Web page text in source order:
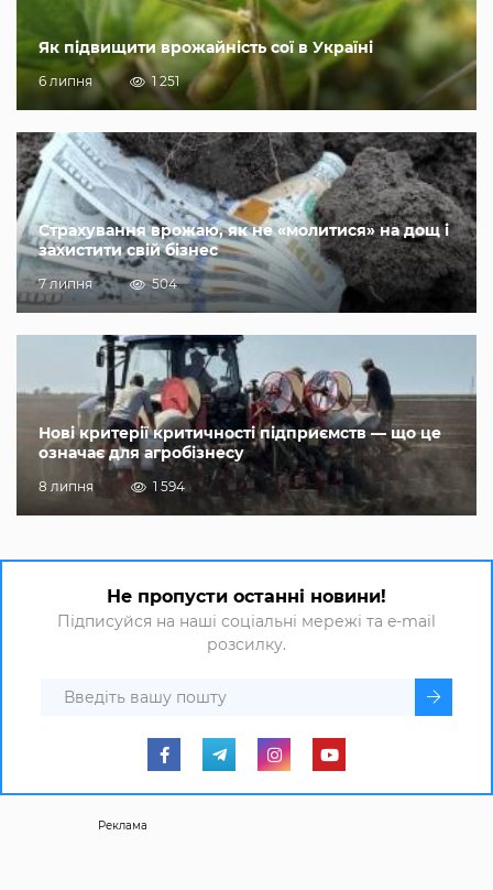
Як підвищити врожайність сої в Україні
6 липня 1 251
Страхування врожаю, як не «молитися» на дощ і
захистити свій бізнес
7 липня 504
Нові критерії критичності підприємств — що це
означає для агробізнесу
8 липня 1 594
Не пропусти останні новини!
Підписуйся на наші соціальні мережі та e-mail
розсилку.
Реклама